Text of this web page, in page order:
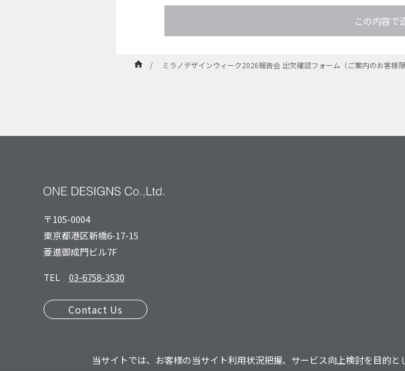
この内容で
ミラノデザインウィーク2026報告会 出欠確認フォーム（ご案内のお客様限
〒105-0004
東京都港区新橋6-17-15
菱進御成⾨ビル7F
TEL
03-6758-3530
Contact Us
当サイトでは、お客様の当サイト利用状況把握、サービス向上検討を目的と